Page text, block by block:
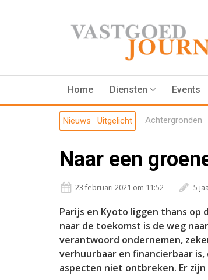
Home Diensten Events
Nieuws Uitgelicht Achtergronden
Naar een
23 februari 2021 om 11:52 5
Parijs en Kyoto liggen thans
naar de toekomst is de weg
verantwoord ondernemen,
verhuurbaar en financierbaar
aspecten niet ontbreken. Er